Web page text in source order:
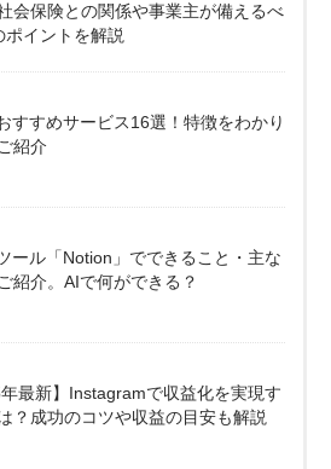
会保険との関係や事業主が備えるべ
ポイントを解説
すすめサービス16選！特徴をわかり
紹介
ール「Notion」でできること・主な
紹介。AIで何ができる？
年最新】Instagramで収益化を実現す
？成功のコツや収益の目安も解説